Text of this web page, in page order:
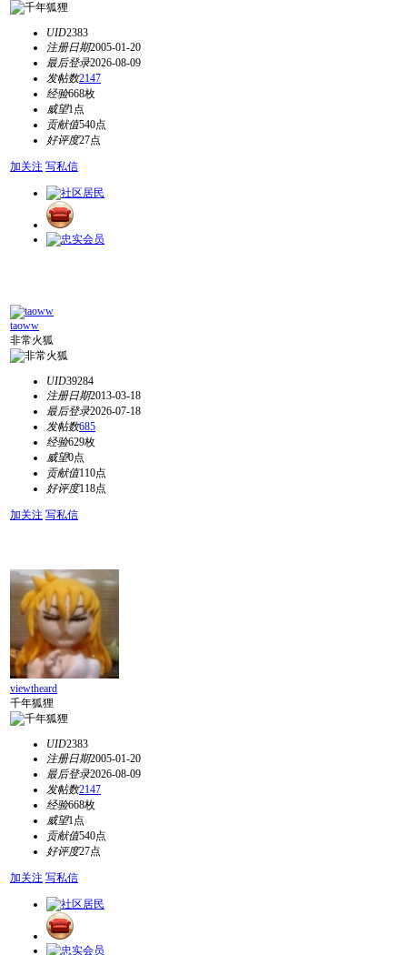
UID2383
注册日期2005-01-20
最后登录2026-08-09
发帖数2147
经验668枚
威望1点
贡献值540点
好评度27点
加关注 写私信
taoww
非常火狐
UID39284
注册日期2013-03-18
最后登录2026-07-18
发帖数685
经验629枚
威望0点
贡献值110点
好评度118点
加关注 写私信
viewtheard
千年狐狸
UID2383
注册日期2005-01-20
最后登录2026-08-09
发帖数2147
经验668枚
威望1点
贡献值540点
好评度27点
加关注 写私信